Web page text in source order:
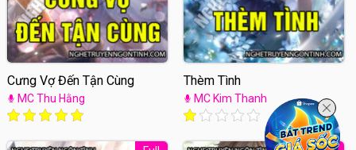
Cưng Vợ Đến Tận Cùng
MC Thu Hằng
Thèm Tình
MC Kim Thanh